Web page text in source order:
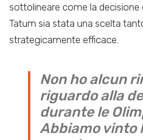
sottolineare come la decisione
Tatum sia stata una scelta
strategicamente efficace.
Non ho alcun
riguardo alla
durante le
Abbiamo vinto